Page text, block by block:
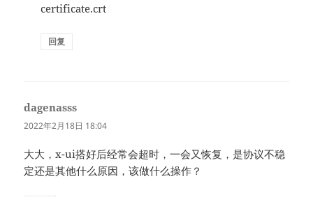
certificate.crt
回复
dagenasss
道：
2022年2月18日 18:04
大大，x-ui搭好后经常会超时，一会又恢复，是协议不稳
定还是其他什么原因，该做什么操作？